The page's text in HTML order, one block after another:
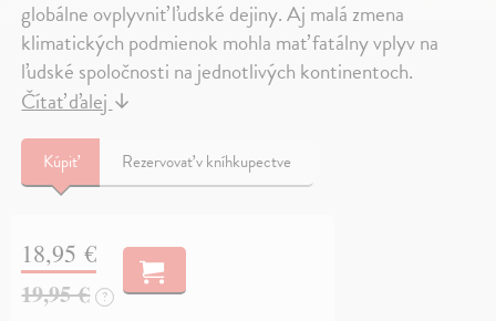
globálne ovplyvniť ľudské dejiny. Aj malá zmena
klimatických podmienok mohla mať fatálny vplyv na
ľudské spoločnosti na jednotlivých kontinentoch.
Čítať ďalej↓
Kúpiť Rezervovať v kníhkupectve
18,95 €
19,95 €
?